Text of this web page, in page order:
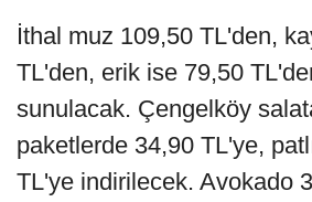
İthal muz 109,50 TL'den,
TL'den, erik ise 79,50
sunulacak. Çengelköy
paketlerde 34,90 TL'ye,
TL'ye indirilecek. Avokado